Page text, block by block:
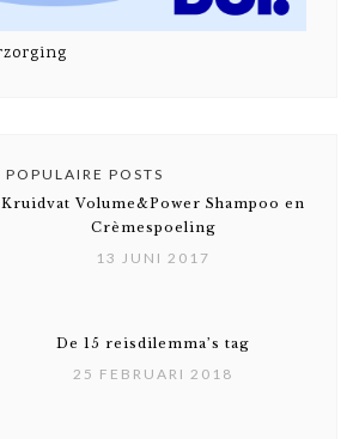
POPULAIRE POSTS
Kruidvat Volume&Power Shampoo en
Crèmespoeling
13 JUNI 2017
De 15 reisdilemma’s tag
25 FEBRUARI 2018